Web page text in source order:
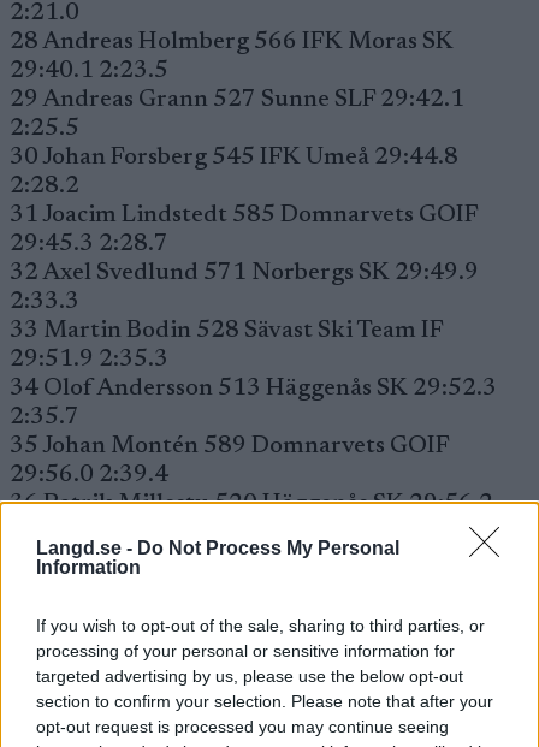
Langd.se - Do Not Process My Personal
Information
If you wish to opt-out of the sale, sharing to third parties, or
processing of your personal or sensitive information for
targeted advertising by us, please use the below opt-out
section to confirm your selection. Please note that after your
opt-out request is processed you may continue seeing
2:21.0
28 Andreas Holmberg 566 IFK Moras SK
29:40.1 2:23.5
29 Andreas Grann 527 Sunne SLF 29:42.1
2:25.5
30 Johan Forsberg 545 IFK Umeå 29:44.8
2:28.2
31 Joacim Lindstedt 585 Domnarvets GOIF
29:45.3 2:28.7
32 Axel Svedlund 571 Norbergs SK 29:49.9
2:33.3
33 Martin Bodin 528 Sävast Ski Team IF
29:51.9 2:35.3
34 Olof Andersson 513 Häggenås SK 29:52.3
2:35.7
35 Johan Montén 589 Domnarvets GOIF
29:56.0 2:39.4
36 Patrik Millestu 520 Häggenås SK 29:56.2
37 David Sjögren 556 Töcksfors IF 30:07.9
38 Anthony Sorsa 538 Gellivare Skidallians IK
30:08.2 2:51.6
39 Daniel Holmgren 539 IFK Umeå 30:08.5
2:51.9
40 Viktor Brännmark 583 Älvsby IF SK 30:10.0